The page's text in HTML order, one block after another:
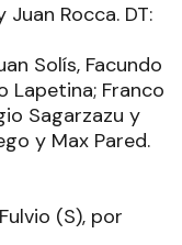
Juan Rocca. DT:
Solís, Facundo
Lapetina; Franco
Sagarzazu y
y Max Pared.
(S), por